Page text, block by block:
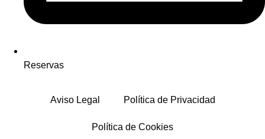
Reservas
Aviso Legal Política de Privacidad
Política de Cookies